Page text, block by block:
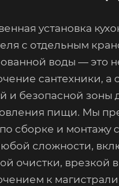
установка
с отдельным
воды — это
сантехники, а
и безопасной зоны
пищи. Мы
сборке и монтажу
сложности,
очистки, врезкой
к